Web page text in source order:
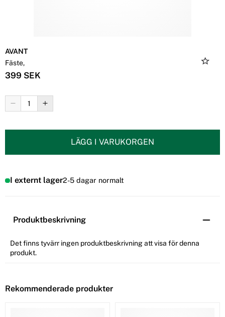
AVANT
Fäste,
399 SEK
LÄGG I VARUKORGEN
I externt lager2-5 dagar normalt
Produktbeskrivning
Det finns tyvärr ingen produktbeskrivning att visa för denna
produkt.
Rekommenderade produkter